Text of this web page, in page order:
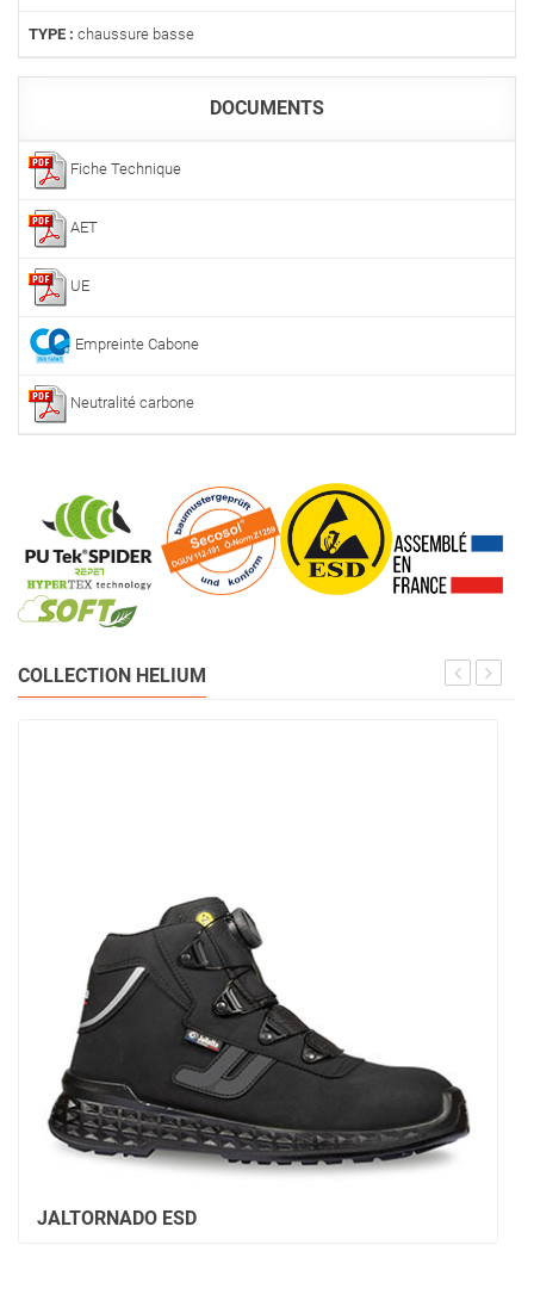
TYPE : chaussure basse
DOCUMENTS
Fiche Technique
AET
UE
Empreinte Cabone
Neutralité carbone
COLLECTION HELIUM
JALTORNADO ESD